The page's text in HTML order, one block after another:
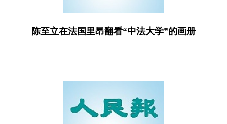
陈至立在法国里昂翻看“中法大学”的画册